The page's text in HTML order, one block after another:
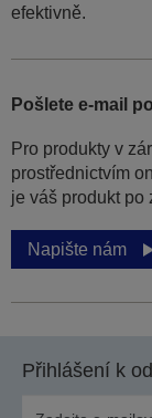
efektivně.
Pošlete e-mail
Pro produkty v
prostřednictvím
je váš produkt po
Napište nám
Přihlášení k